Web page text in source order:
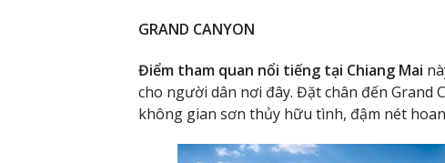
GRAND CANYON
Điểm tham quan nổi tiếng tại Chiang Mai
cho người dân nơi đây. Đặt chân đến Grand
không gian sơn thủy hữu tình, đậm nét